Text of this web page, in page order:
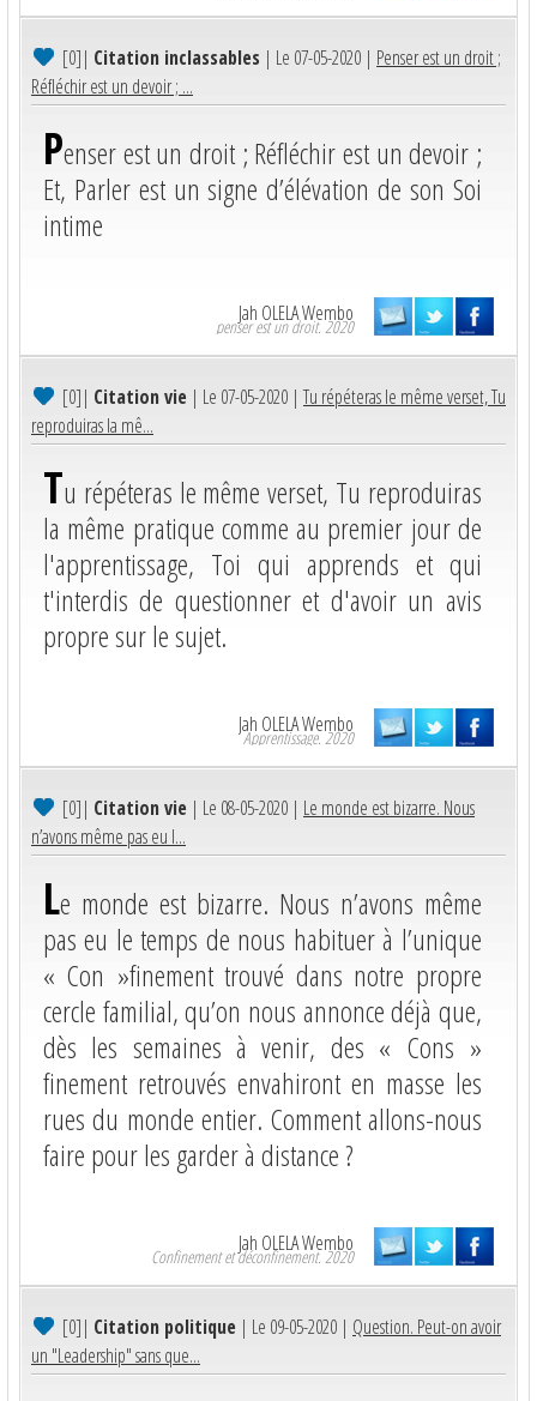
[0]| Citation inclassables | Le 07-05-2020 | Penser est un droit ;
Réfléchir est un devoir ; ...
Penser est un droit ; Réfléchir est un devoir ;
Et, Parler est un signe d’élévation de son Soi
intime
Jah OLELA Wembo
penser est un droit. 2020
[0]| Citation vie | Le 07-05-2020 |Tu répéteras le même verset, Tu
reproduiras la mê...
Tu répéteras le même verset, Tu reproduiras
la même pratique comme au premier jour de
l'apprentissage, Toi qui apprends et qui
t'interdis de questionner et d'avoir un avis
propre sur le sujet.
Jah OLELA Wembo
Apprentissage. 2020
[0]| Citation vie | Le 08-05-2020 | Le monde est bizarre. Nous
n’avons même pas eu l...
Le monde est bizarre. Nous n’avons même
pas eu le temps de nous habituer à l’unique
« Con »finement trouvé dans notre propre
cercle familial, qu’on nous annonce déjà que,
dès les semaines à venir, des « Cons »
finement retrouvés envahiront en masse les
rues du monde entier. Comment allons-nous
faire pour les garder à distance ?
Jah OLELA Wembo
Confinement et déconfinement. 2020
[0]| Citation politique | Le 09-05-2020 | Question. Peut-on avoir
un "Leadership" sans que...